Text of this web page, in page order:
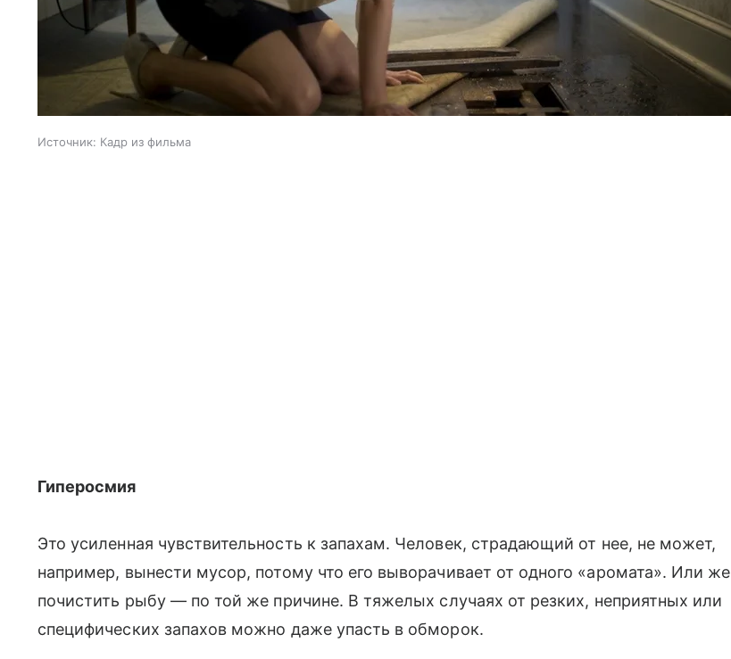
Источник: Кадр из фильма
Гиперосмия
Это усиленная чувствительность к запахам. Человек, страдающий от нее, не может,
например, вынести мусор, потому что его выворачивает от одного «аромата». Или же
почистить рыбу — по той же причине. В тяжелых случаях от резких, неприятных или
специфических запахов можно даже упасть в обморок.